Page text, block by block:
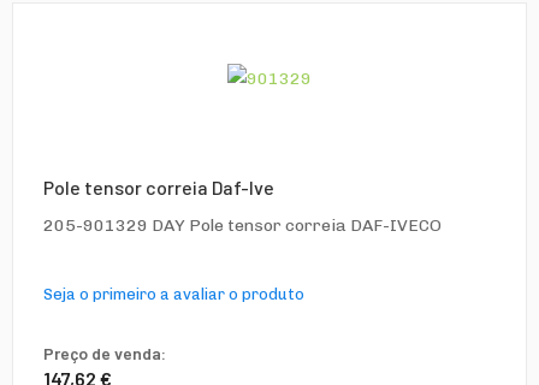
Pole tensor correia Daf-Ive
205-901329 DAY Pole tensor correia DAF-IVECO
Seja o primeiro a avaliar o produto
Preço de venda:
147,62 €